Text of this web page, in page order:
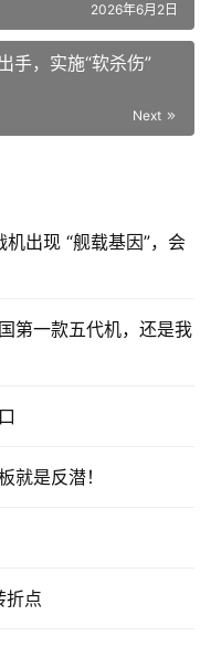
2026年6月2日
手，实施“软杀伤”
Next
出现 “舰载基因”，会
第一款五代机，还是我
就是反潜！
折点